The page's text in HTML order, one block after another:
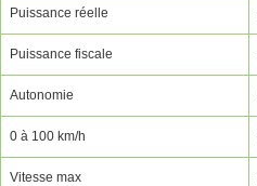
Puissance réelle
Puissance fiscale
Autonomie
0 à 100 km/h
Vitesse max